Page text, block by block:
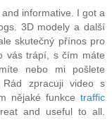
informative. I got a
3D modely a další
skutečný přínos pro
vás trápí, s čím máte
nebo mi pošlete
zpracuji video s
nějaké funkce traffic
and useful to all.